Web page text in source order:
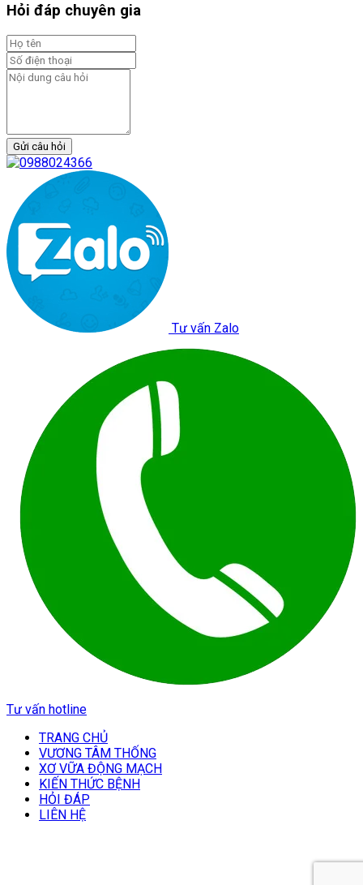
Hỏi đáp chuyên gia
Gửi câu hỏi
Tư vấn Zalo
Tư vấn hotline
TRANG CHỦ
VƯƠNG TÂM THỐNG
XƠ VỮA ĐỘNG MẠCH
KIẾN THỨC BỆNH
HỎI ĐÁP
LIÊN HỆ